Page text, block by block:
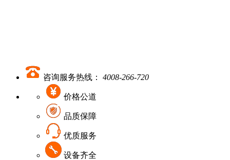
咨询服务热线： 4008-266-720
价格公道
品质保障
优质服务
设备齐全